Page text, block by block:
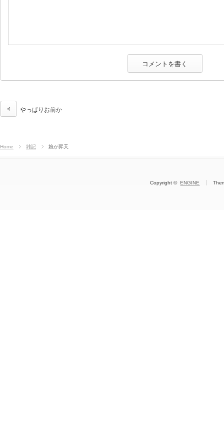
やっぱりお前か
Home 雑記 娘が昇天
Copyright ©ENGINE